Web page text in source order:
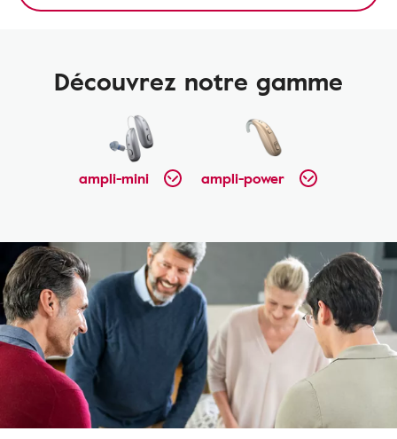
Découvrez notre gamme
ampli-mini ampli-power